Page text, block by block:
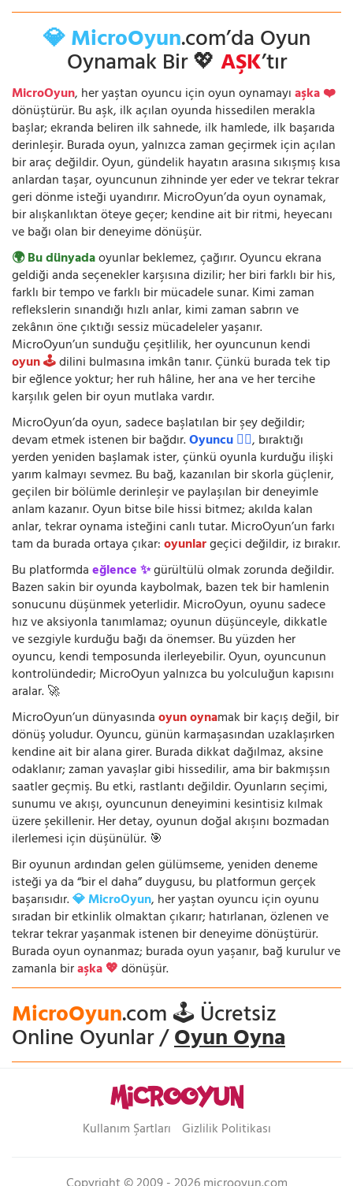
💎 MicroOyun.com’da Oyun
Oynamak Bir 💖AŞK’tır
MicroOyun, her yaştan oyuncu için oyun oynamayıaşka ❤️
dönüştürür. Bu aşk, ilk açılan oyunda hissedilen merakla
başlar; ekranda beliren ilk sahnede, ilk hamlede, ilk başarıda
derinleşir. Burada oyun, yalnızca zaman geçirmek için açılan
bir araç değildir. Oyun, gündelik hayatın arasına sıkışmış kısa
anlardan taşar, oyuncunun zihninde yer eder ve tekrar tekrar
geri dönme isteği uyandırır. MicroOyun’da oyun oynamak,
bir alışkanlıktan öteye geçer; kendine ait bir ritmi, heyecanı
ve bağı olan bir deneyime dönüşür.
🌍 Bu dünyadaoyunlar beklemez, çağırır. Oyuncu ekrana
geldiği anda seçenekler karşısına dizilir; her biri farklı bir his,
farklı bir tempo ve farklı bir mücadele sunar. Kimi zaman
reflekslerin sınandığı hızlı anlar, kimi zaman sabrın ve
zekânın öne çıktığı sessiz mücadeleler yaşanır.
MicroOyun’un sunduğu çeşitlilik, her oyuncunun kendi
oyun 🕹️dilini bulmasına imkân tanır. Çünkü burada tek tip
bir eğlence yoktur; her ruh hâline, her ana ve her tercihe
karşılık gelen bir oyun mutlaka vardır.
MicroOyun’da oyun, sadece başlatılan bir şey değildir;
devam etmek istenen bir bağdır.Oyuncu 🧍‍♂️, bıraktığı
yerden yeniden başlamak ister, çünkü oyunla kurduğu ilişki
yarım kalmayı sevmez. Bu bağ, kazanılan bir skorla güçlenir,
geçilen bir bölümle derinleşir ve paylaşılan bir deneyimle
anlam kazanır. Oyun bitse bile hissi bitmez; akılda kalan
anlar, tekrar oynama isteğini canlı tutar. MicroOyun’un farkı
tam da burada ortaya çıkar:oyunlargeçici değildir, iz bırakır.
Bu platformdaeğlence ✨gürültülü olmak zorunda değildir.
Bazen sakin bir oyunda kaybolmak, bazen tek bir hamlenin
sonucunu düşünmek yeterlidir. MicroOyun, oyunu sadece
hız ve aksiyonla tanımlamaz; oyunun düşünceyle, dikkatle
ve sezgiyle kurduğu bağı da önemser. Bu yüzden her
oyuncu, kendi temposunda ilerleyebilir. Oyun, oyuncunun
kontrolündedir; MicroOyun yalnızca bu yolculuğun kapısını
aralar. 🚀
MicroOyun’un dünyasındaoyun oynamak bir kaçış değil, bir
dönüş yoludur. Oyuncu, günün karmaşasından uzaklaşırken
kendine ait bir alana girer. Burada dikkat dağılmaz, aksine
odaklanır; zaman yavaşlar gibi hissedilir, ama bir bakmışsın
saatler geçmiş. Bu etki, rastlantı değildir. Oyunların seçimi,
sunumu ve akışı, oyuncunun deneyimini kesintisiz kılmak
üzere şekillenir. Her detay, oyunun doğal akışını bozmadan
ilerlemesi için düşünülür. 🎯
Bir oyunun ardından gelen gülümseme, yeniden deneme
isteği ya da “bir el daha” duygusu, bu platformun gerçek
başarısıdır.💎 MicroOyun, her yaştan oyuncu için oyunu
sıradan bir etkinlik olmaktan çıkarır; hatırlanan, özlenen ve
tekrar tekrar yaşanmak istenen bir deneyime dönüştürür.
Burada oyun oynanmaz; burada oyun yaşanır, bağ kurulur ve
zamanla biraşka 💖dönüşür.
MicroOyun.com 🕹️ Ücretsiz
Online Oyunlar /Oyun Oyna
Kullanım Şartları Gizlilik Politikası